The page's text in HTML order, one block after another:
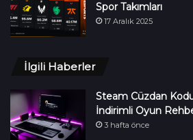
Spor Takımları
17 Aralık 2025
İlgili Haberler
Steam Cüzdan
İndirimli Oyun
3 hafta önce